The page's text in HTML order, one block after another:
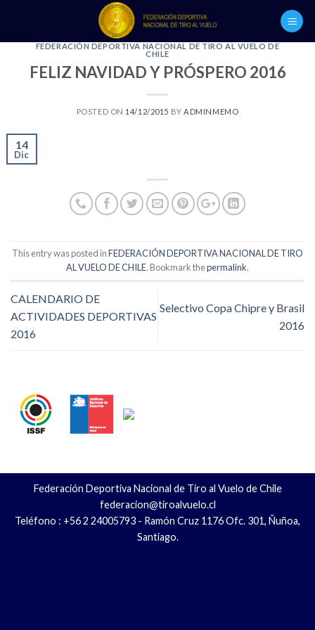
contentFEDERACIÓN DEPORTIVA NACIONAL DE TIRO AL VUELO DE
CHILE
FELIZ NAVIDAD Y PRÓSPERO 2016
POSTED ON 14/12/2015 BY ADMINMEMO
14
Dic
This entry was posted inFEDERACIÓN DEPORTIVA NACIONAL DE TIRO
AL VUELO DE CHILE. Bookmark thepermalink.
CALENDARIO DE
ACTIVIDADES DEPORTIVAS
2016
Selectivo Copa Chipre y Brasil
2016
Federación Deportiva Nacional de Tiro al Vuelo de Chile
federacion@tiroalvuelo.cl
Teléfono : +56 2 24005793 - Ramón Cruz 1176 Ofc. 301, Ñuñoa,
Santiago.